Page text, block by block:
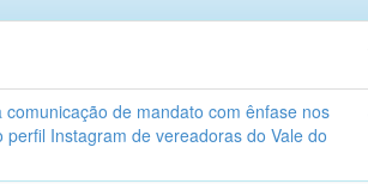
comunicação de mandato com ênfase nos
Instagram de vereadoras do Vale do